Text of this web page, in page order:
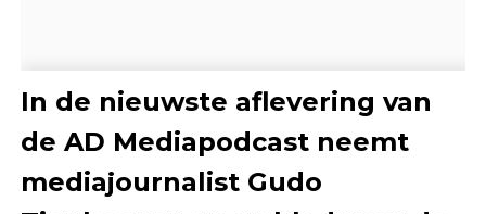
In de nieuwste aflevering van
de AD Mediapodcast neemt
mediajournalist Gudo